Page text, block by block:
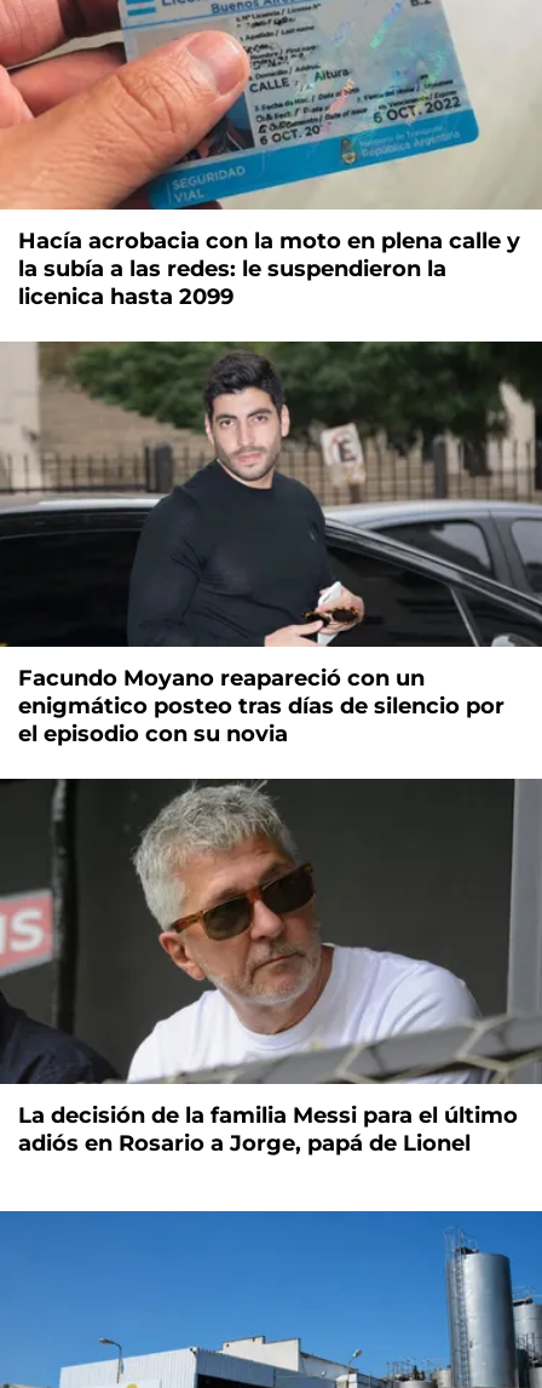
Hacía acrobacia con la moto en plena calle y
la subía a las redes: le suspendieron la
licenica hasta 2099
Facundo Moyano reapareció con un
enigmático posteo tras días de silencio por
el episodio con su novia
La decisión de la familia Messi para el último
adiós en Rosario a Jorge, papá de Lionel